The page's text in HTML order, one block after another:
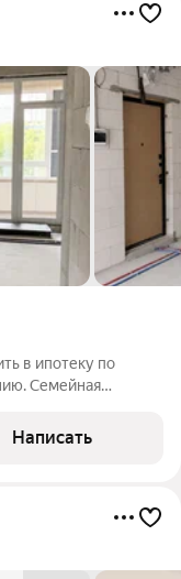
в ипотеку по
Семейная
интерьер
Написать